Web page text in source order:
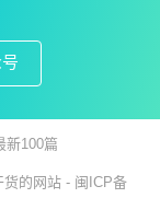
新100篇
货的网站 - 闽ICP备